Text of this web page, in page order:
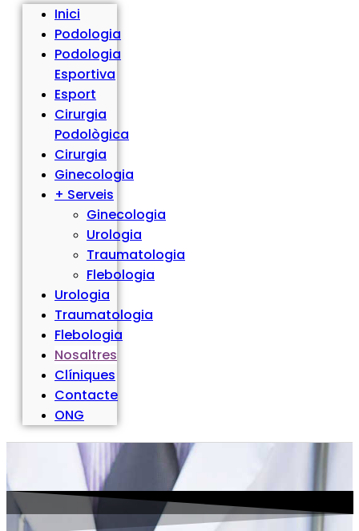
Inici
Podologia
Podologia
Esportiva
Esport
Cirurgia
Podològica
Cirurgia
Ginecologia
+ Serveis
Ginecologia
Urologia
Traumatologia
Flebologia
Urologia
Traumatologia
Flebologia
Nosaltres
Clíniques
Contacte
ONG